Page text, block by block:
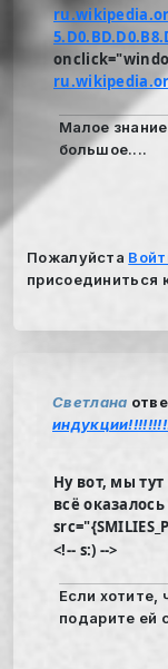
Малое
большое....
Пожалуйста
присоединиться
Светлана
Ну вот, мы
всё
<!-- s:) -->
Если хотите,
подарите ей